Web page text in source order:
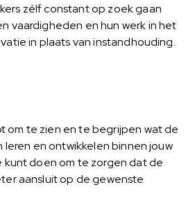
zélf constant op zoek gaan
vaardigheden en hun werk in het
in plaats van instandhouding.
om te zien en te begrijpen wat de
leren en ontwikkelen binnen jouw
kunt doen om te zorgen dat de
aansluit op de gewenste